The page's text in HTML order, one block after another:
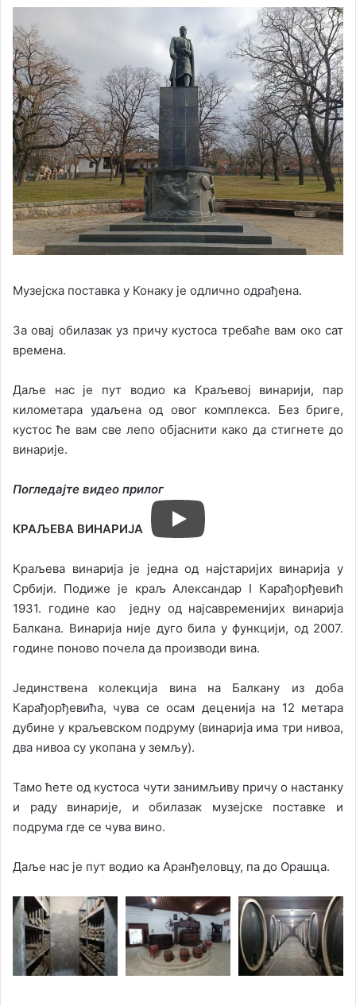
Музејска поставка у Конаку је одлично одрађена.
За овај обилазак уз причу кустоса требаће вам око сат
времена.
Даље нас је пут водио ка Краљевој винарији, пар
километара удаљена од овог комплекса. Без бриге,
кустос ће вам све лепо објаснити како да стигнете до
винарије.
Погледајте видео прилог
КРАЉЕВА ВИНАРИЈА
Краљева винарија је једна од најстаријих винарија у
Србији. Подиже је краљ Александар I Карађорђевић
1931. године као једну од најсавременијих винарија
Балкана. Винарија није дуго била у функцији, од 2007.
године поново почела да производи вина.
Јединствена колекција вина на Балкану из доба
Карађорђевића, чува се осам деценија на 12 метара
дубине у краљевском подруму (винарија има три нивоа,
два нивоа су укопана у земљу).
Тамо ћете од кустоса чути занимљиву причу о настанку
и раду винарије, и обилазак музејске поставке и
подрума где се чува вино.
Даље нас је пут водио ка Аранђеловцу, па до Орашца.